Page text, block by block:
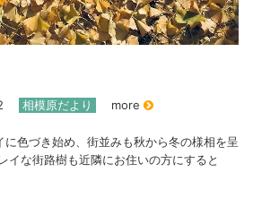
相模原だより more
色づき始め、街並みも秋から冬の様相を呈
イな街路樹も近隣にお住いの方にすると